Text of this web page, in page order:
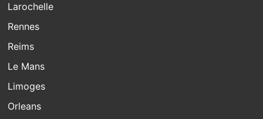
Larochelle
Rennes
Reims
Le Mans
Limoges
Orleans